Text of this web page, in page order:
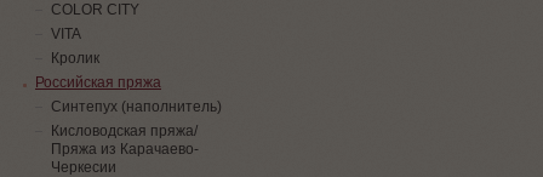
COLOR CITY
VITA
Кролик
Российская пряжа
Синтепух (наполнитель)
Кисловодская пряжа/
Пряжа из Карачаево-
Черкесии